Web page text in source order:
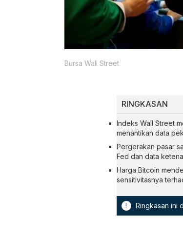
Bursa Wall Street
RINGKASAN
Indeks Wall Street
menantikan data
Pergerakan pasar
Fed dan data
Harga Bitcoin
sensitivitasnya
! Ringkasan ini